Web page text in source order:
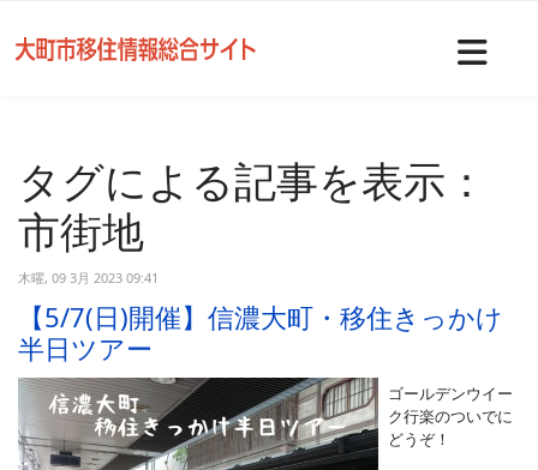
タグによる記事を表示：
市街地
木曜, 09 3月 2023 09:41
【5/7(日)開催】信濃大町・移住きっかけ
半日ツアー
ゴールデンウイー
ク行楽のついでに
どうぞ！